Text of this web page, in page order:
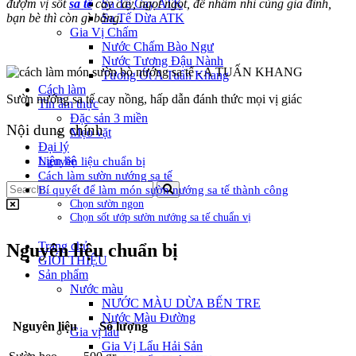
Sa Tế Cay ATK
Sa Tế Dừa ATK
Gia Vị Chấm
Nước Chấm Bào Ngư
Nước Tương Đậu Nành
Tương Ớt A Tuấn Khang
Cách làm
Tin ẩm thực
Đặc sản 3 miền
Mẹo vặt
Đại lý
Liên hệ
Trang chủ
GIỚI THIỆU
Sản phẩm
Nước màu
NƯỚC MÀU DỪA BẾN TRE
Nước Màu Đường
Gia vị lẩu
Gia Vị Lẩu Hải Sản
đượm vị sốtsa tếcay cay, ngọt ngọt, để nhâm nhi cùng gia đình,
bạn bè thì còn gì bằng.
Sườn nướng sa tế cay nồng, hấp dẫn đánh thức mọi vị giác
Nội dung chính
Nguyên liệu chuẩn bị
Cách làm sườn nướng sa tế
Bí quyết để làm món sườn nướng sa tế thành công
Chọn sườn ngon
Chọn sốt ướp sườn nướng sa tế chuẩn vị
Nguyên liệu chuẩn bị
Nguyên liệu Số lượng